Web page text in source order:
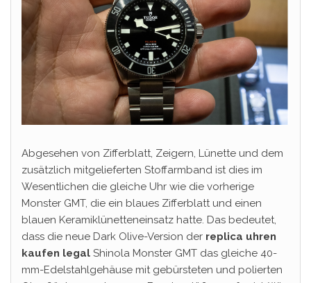
Abgesehen von Zifferblatt, Zeigern, Lünette und dem
zusätzlich mitgelieferten Stoffarmband ist dies im
Wesentlichen die gleiche Uhr wie die vorherige
Monster GMT, die ein blaues Zifferblatt und einen
blauen Keramiklünetteneinsatz hatte. Das bedeutet,
dass die neue Dark Olive-Version der replica uhren
kaufen legal Shinola Monster GMT das gleiche 40-
mm-Edelstahlgehäuse mit gebürsteten und polierten